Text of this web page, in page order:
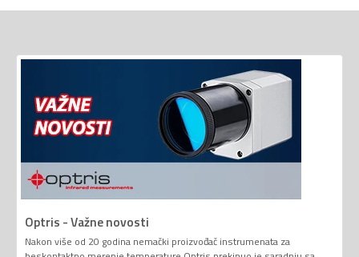
Optris - Važne novosti
Nakon više od 20 godina nemački proizvođač instrumenata za